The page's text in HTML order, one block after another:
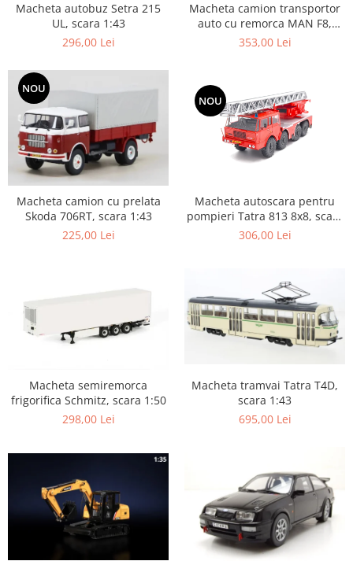
Machete cisterne
Machete autocare si autobuze
Machete autocare
Machete vehicule militare
Machete autoturisme
Machete autoturisme clasice
Machete autoturisme de
interventie
Machete autoturisme moderne
Machete motorsport
Macheta autobuz Setra 215
UL, scara 1:43
296,00 Lei
Macheta camion transportor
auto cu remorca MAN F8,
scara 1:43
353,00 Lei
NOU
Macheta camion cu prelata
Skoda 706RT, scara 1:43
225,00 Lei
NOU
Macheta autoscara pentru
pompieri Tatra 813 8x8, scara
1:43
306,00 Lei
Macheta semiremorca
frigorifica Schmitz, scara 1:50
298,00 Lei
Macheta tramvai Tatra T4D,
scara 1:43
695,00 Lei